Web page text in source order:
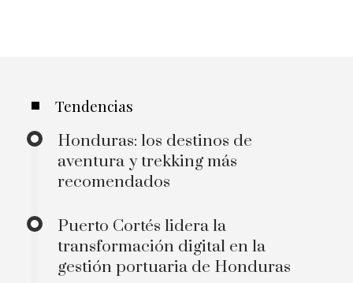
Tendencias
Honduras: los destinos de
aventura y trekking más
recomendados
Puerto Cortés lidera la
transformación digital en la
gestión portuaria de Honduras